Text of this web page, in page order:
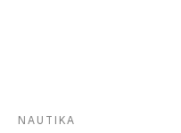
NAUTIKA